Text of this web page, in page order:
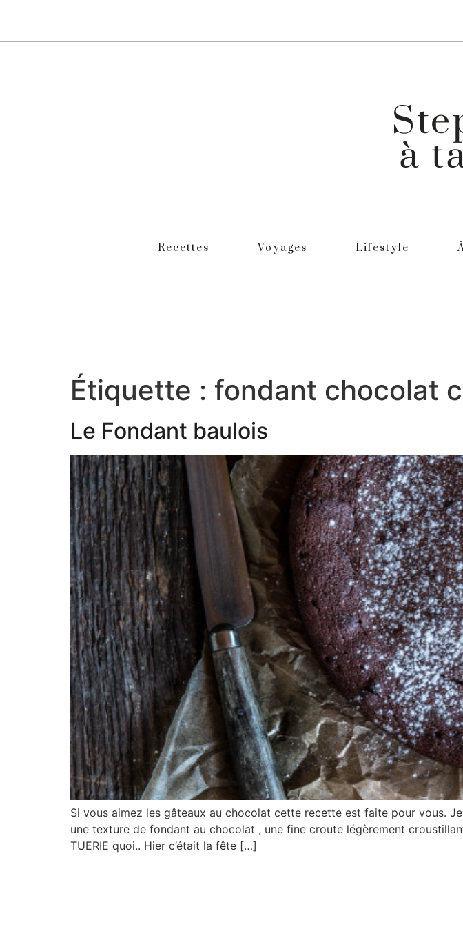
Recettes Voyages Lifestyle
Étiquette : fondant chocolat
Le Fondant baulois
Si vous aimez les gâteaux au chocolat cette recette est faite pour vous.
une texture de fondant au chocolat , une fine croute légèrement
TUERIE quoi.. Hier c’était la fête […]